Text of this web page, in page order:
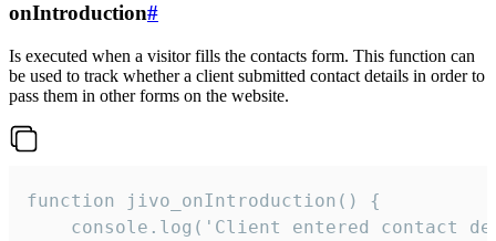
onIntroduction#
Is executed when a visitor fills the contacts form. This function can
be used to track whether a client submitted contact details in order to
pass them in other forms on the website.
function jivo_onIntroduction() {
console.log('Client entered contact